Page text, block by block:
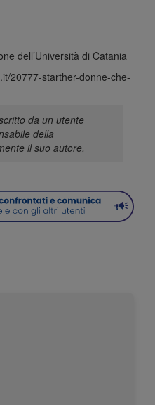
dell’Università di Catania
20777-starther-donne-che-
da un utente
della
il suo autore.